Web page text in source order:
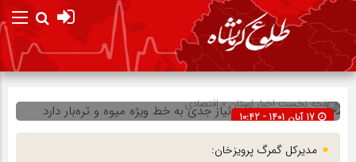
صفحه نخستاخبار استان»اقتصادی
17 آبان 1401 - 10:42
شناسه : 281337
مدیرکل گمرگ پرویزخان: